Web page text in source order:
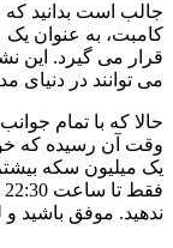
جالب است بدانید
کامبت، به عنوان
قرار می گیرد. این
می توانند در دنیای
حالا که با تمام جوانب
وقت آن رسیده که
یک میلیون سکه
ندهید. موفق باشید و